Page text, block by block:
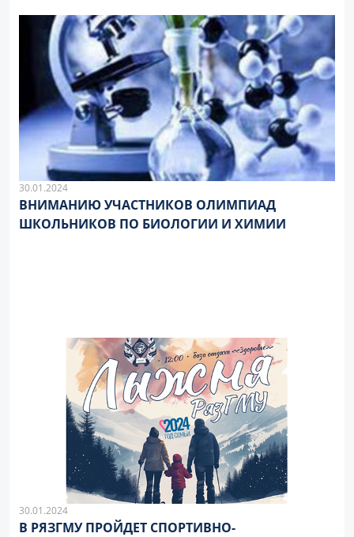
30.01.2024
ВНИМАНИЮ УЧАСТНИКОВ ОЛИМПИАД
ШКОЛЬНИКОВ ПО БИОЛОГИИ И ХИМИИ
30.01.2024
В РЯЗГМУ ПРОЙДЕТ СПОРТИВНО-